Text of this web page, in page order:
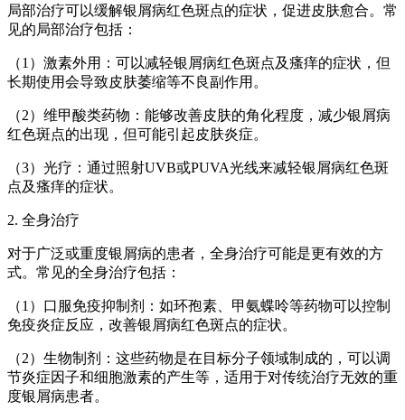
局部治疗可以缓解银屑病红色斑点的症状，促进皮肤愈合。常
见的局部治疗包括：
（1）激素外用：可以减轻银屑病红色斑点及瘙痒的症状，但
长期使用会导致皮肤萎缩等不良副作用。
（2）维甲酸类药物：能够改善皮肤的角化程度，减少银屑病
红色斑点的出现，但可能引起皮肤炎症。
（3）光疗：通过照射UVB或PUVA光线来减轻银屑病红色斑
点及瘙痒的症状。
2. 全身治疗
对于广泛或重度银屑病的患者，全身治疗可能是更有效的方
式。常见的全身治疗包括：
（1）口服免疫抑制剂：如环孢素、甲氨蝶呤等药物可以控制
免疫炎症反应，改善银屑病红色斑点的症状。
（2）生物制剂：这些药物是在目标分子领域制成的，可以调
节炎症因子和细胞激素的产生等，适用于对传统治疗无效的重
度银屑病患者。